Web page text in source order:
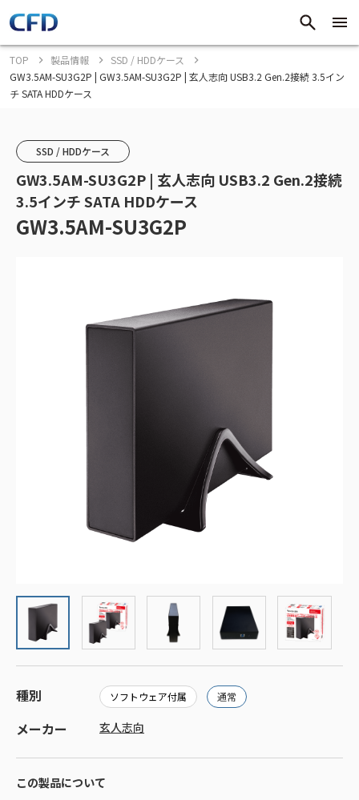
TOP 製品情報
SSD / HDDケース
GW3.5AM-SU3G2P | GW3.5AM-SU3G2P | 玄人志向 USB3.2 Gen.2接続 3.5イン
チ SATA HDDケース
SSD / HDDケース
GW3.5AM-SU3G2P | 玄人志向 USB3.2 Gen.2接続
3.5インチ SATA HDDケース
GW3.5AM-SU3G2P
種別 ソフトウェア付属 通常
メーカー 玄人志向
この製品について